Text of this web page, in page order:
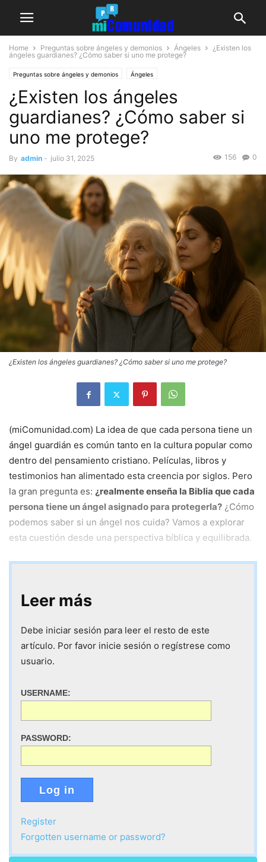
Home Preguntas sobre ángeles y demonios Ángeles
¿Existen los
ángeles guardianes? ¿Cómo saber si uno me protege?
Preguntas sobre ángeles y demonios Ángeles
¿Existen los ángeles
guardianes? ¿Cómo saber si
uno me protege?
By admin - julio 31, 2025 0
156
¿Existen los ángeles guardianes? ¿Cómo saber si uno me protege?
(miComunidad.com) La idea de que cada persona tiene un
ángel guardián es común tanto en la cultura popular como
dentro del pensamiento cristiano. Películas, libros y
testimonios han alimentado esta creencia por siglos. Pero
la gran pregunta es: ¿realmente enseña la Biblia que cada
persona tiene un ángel asignado para protegerla? ¿Cómo
podemos saber si un ángel nos cuida? Vamos a explorar
esta cuestión desde una perspectiva bíblica y equilibrada.
Leer más
Debe iniciar sesión para leer el resto de este
artículo. Por favor inicie sesión o regístrese como
usuario.
USERNAME:
PASSWORD:
Log in
Register
Forgotten username or password?